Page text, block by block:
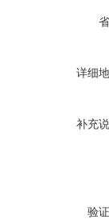
详细
补充
验